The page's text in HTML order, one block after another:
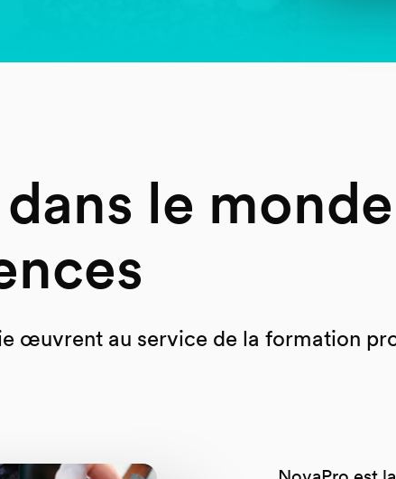
le
œuvrent au service de la formation